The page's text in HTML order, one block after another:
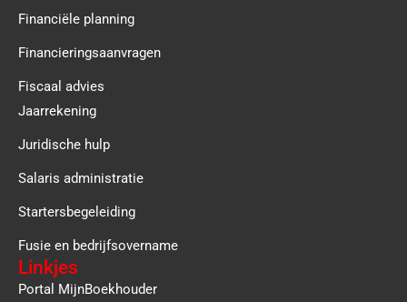
Financiële planning
Financieringsaanvragen
Fiscaal advies
Jaarrekening
Juridische hulp
Salaris administratie
Startersbegeleiding
Fusie en bedrijfsovername
Linkjes
Portal MijnBoekhouder